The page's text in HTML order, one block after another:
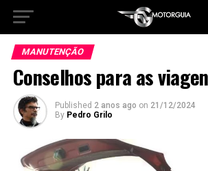
MANUTENÇÃO
Conselhos para as
Published 2 anos ago on 21/12/2024
By Pedro Grilo